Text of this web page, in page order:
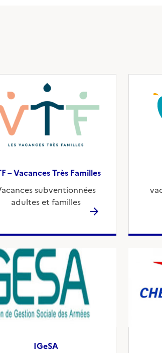
– Vacances Très Familles
subventionnées
adultes et familles
IGeSA